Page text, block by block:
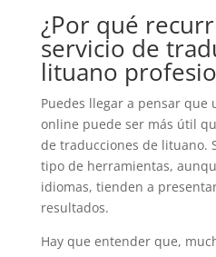
¿Por qué
servicio de
lituano
Puedes llegar a pensar
online puede ser más útil
de traducciones de lituano.
tipo de herramientas,
idiomas, tienden a
resultados.
Hay que entender que,